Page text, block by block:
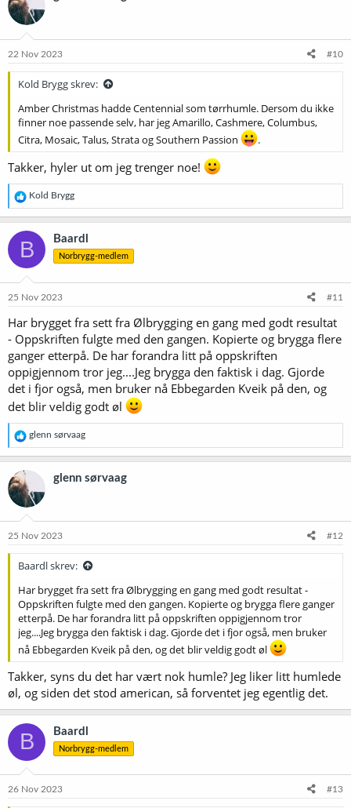
j
o
e
22 Nov 2023 #10
Kold Brygg skrev:
Amber Christmas hadde Centennial som tørrhumle. Dersom du ikke
finner noe passende selv, har jeg Amarillo, Cashmere, Columbus,
Citra, Mosaic, Talus, Strata og Southern Passion
.
Takker, hyler ut om jeg trenger noe!
R
e
a
k
s
j
o
e
Kold Brygg
B Baardl
Norbrygg-medlem
25 Nov 2023 #11
Har brygget fra sett fra Ølbrygging en gang med godt resultat
- Oppskriften fulgte med den gangen. Kopierte og brygga flere
ganger etterpå. De har forandra litt på oppskriften
oppigjennom tror jeg....Jeg brygga den faktisk i dag. Gjorde
det i fjor også, men bruker nå Ebbegarden Kveik på den, og
det blir veldig godt øl
R
e
a
j
o
e
glenn sørvaag
glenn sørvaag
25 Nov 2023 #12
Baardl skrev:
Har brygget fra sett fra Ølbrygging en gang med godt resultat -
Oppskriften fulgte med den gangen. Kopierte og brygga flere ganger
etterpå. De har forandra litt på oppskriften oppigjennom tror
jeg....Jeg brygga den faktisk i dag. Gjorde det i fjor også, men bruker
nå Ebbegarden Kveik på den, og det blir veldig godt øl
Takker, syns du det har vært nok humle? Jeg liker litt humlede
øl, og siden det stod american, så forventet jeg egentlig det.
B Baardl
Norbrygg-medlem
26 Nov 2023 #13